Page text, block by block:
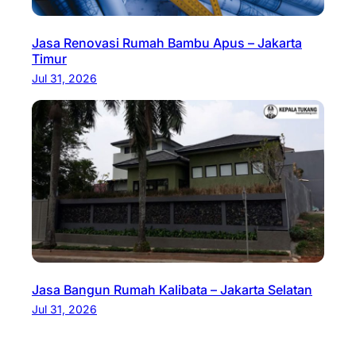
Jasa Renovasi Rumah Bambu Apus – Jakarta
Timur
Jul 31, 2026
Jasa Bangun Rumah Kalibata – Jakarta Selatan
Jul 31, 2026